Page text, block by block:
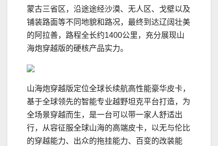
蒙古三省区，沿途途经沙漠、无人区、戈壁以及
铺装路面等不同地貌和路况，最终到达辽阔壮美
的阿拉善，路程全长约1400公里，充分展现山
海炮穿越版的硬核产品实力。
山海炮穿越版定位全球长续航高性能豪华皮卡，
基于全球领先的智能专业越野坦克平台打造，为
全场景穿越而生，是一台可以带一家人舒适出
行，从容征服全球山海的高端皮卡，以无与伦比
的穿越能力、出众的拖挂能力、百变的改装能